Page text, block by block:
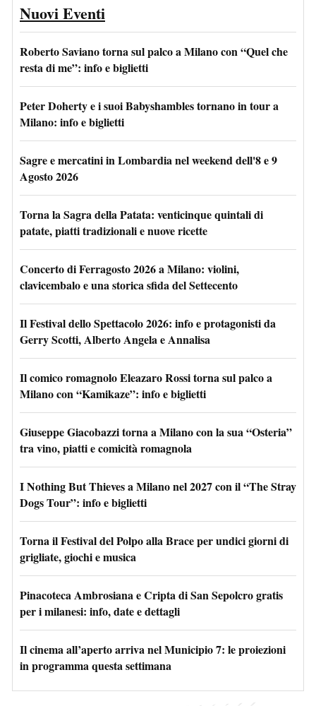
Nuovi Eventi
Roberto Saviano torna sul palco a Milano con “Quel che
resta di me”: info e biglietti
Peter Doherty e i suoi Babyshambles tornano in tour a
Milano: info e biglietti
Sagre e mercatini in Lombardia nel weekend dell'8 e 9
Agosto 2026
Torna la Sagra della Patata: venticinque quintali di
patate, piatti tradizionali e nuove ricette
Concerto di Ferragosto 2026 a Milano: violini,
clavicembalo e una storica sfida del Settecento
Il Festival dello Spettacolo 2026: info e protagonisti da
Gerry Scotti, Alberto Angela e Annalisa
Il comico romagnolo Eleazaro Rossi torna sul palco a
Milano con “Kamikaze”: info e biglietti
Giuseppe Giacobazzi torna a Milano con la sua “Osteria”
tra vino, piatti e comicità romagnola
I Nothing But Thieves a Milano nel 2027 con il “The Stray
Dogs Tour”: info e biglietti
Torna il Festival del Polpo alla Brace per undici giorni di
grigliate, giochi e musica
Pinacoteca Ambrosiana e Cripta di San Sepolcro gratis
per i milanesi: info, date e dettagli
Il cinema all’aperto arriva nel Municipio 7: le proiezioni
in programma questa settimana